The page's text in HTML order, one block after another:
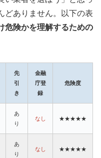
どありません。以下の表
危険かを理解するための
先
引
き
金融
庁登
録
危険度
あ
り
なし ★★★★★
あ
り
なし ★★★★★